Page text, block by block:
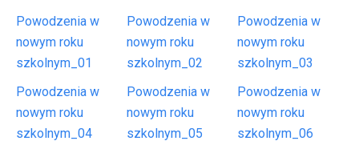
Powodzenia w
nowym roku
szkolnym_01
Powodzenia w
nowym roku
szkolnym_02
Powodzenia w
nowym roku
szkolnym_03
Powodzenia w
nowym roku
szkolnym_04
Powodzenia w
nowym roku
szkolnym_05
Powodzenia w
nowym roku
szkolnym_06